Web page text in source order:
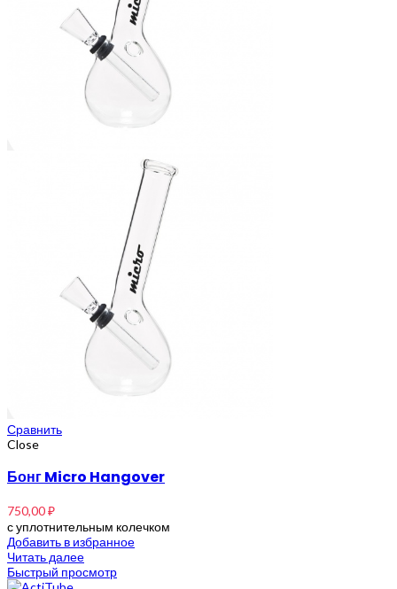
Сравнить
Close
Бонг Micro Hangover
750,00₽
с уплотнительным колечком
Добавить в избранное
Читать далее
Быстрый просмотр